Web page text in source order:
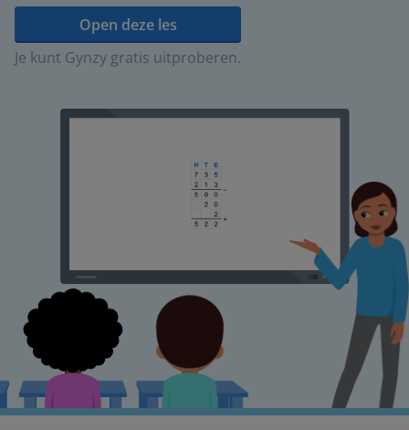
Open deze les
Je kunt Gynzy gratis uitproberen.